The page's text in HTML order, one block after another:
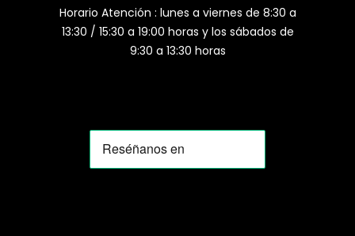
Horario Atención : lunes a viernes de 8:30 a
13:30 / 15:30 a 19:00 horas y los sábados de
9:30 a 13:30 horas